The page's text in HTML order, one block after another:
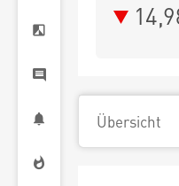
Übersicht